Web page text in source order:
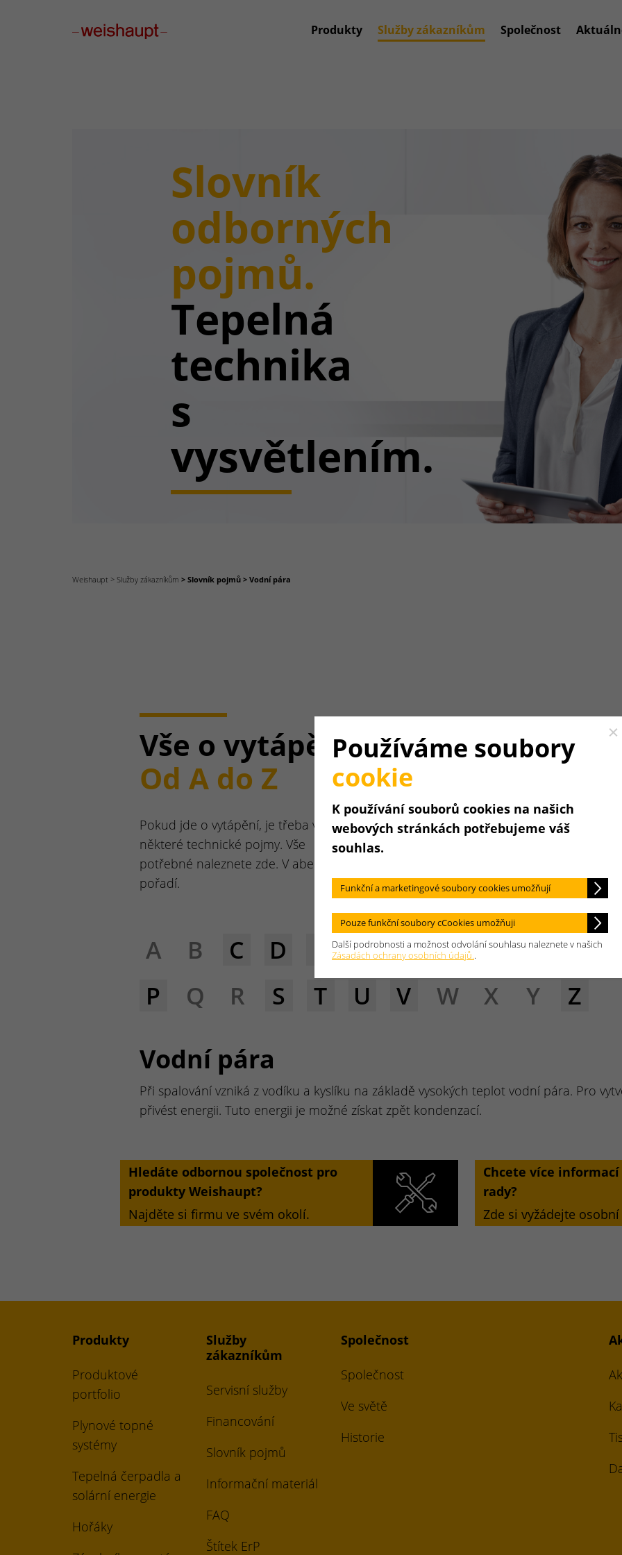
Produkty Služby zákazníkům Společnost
Slovník
odborných
pojmů.
Tepelná
technika
s
vysvětlením.
Weishaupt Služby zákazníkům Slovník pojmů Vodní pára
Vše o vytápění.
Od A do Z
Pokud jde o vytápění, je třeba vysvětlit
některé technické pojmy. Vše
potřebné naleznete zde. V abecedním
pořadí.
A B C D F G H I J K
P
Q R S T U V W X Y Z
Vodní pára
Při spalování vzniká z vodíku a kyslíku na základě vysokých teplot vodní pára. Pro
přivést energii. Tuto energii je možné získat zpět kondenzací.
Hledáte odbornou společnost pro
produkty Weishaupt?
Najděte si firmu ve svém okolí.
Chcete více
rady?
Zde si vyžádejte
Produkty
Produktové
portfolio
Plynové topné
systémy
Tepelná čerpadla a
solární energie
Hořáky
Služby
zákazníkům
Servisní služby
Financování
Slovník pojmů
Informační materiál
FAQ
Štítek ErP
Společnost
Společnost
Ve světě
Historie
Používáme soubory
cookie
K používání souborů cookies na našich
webových stránkách potřebujeme váš
souhlas.
Funkční a marketingové soubory cookies umožňují
Pouze funkční soubory cCookies umožňuji
Další podrobnosti a možnost odvolání souhlasu naleznete v našich
Zásadách ochrany osobních údajů..